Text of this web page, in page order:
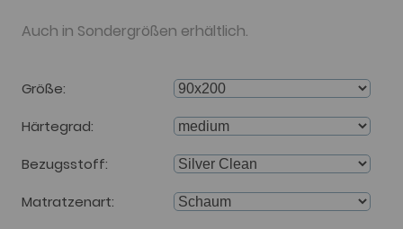
Auch in Sondergrößen erhältlich.
Größe
Härtegrad
Bezugsstoff
Matratzenart